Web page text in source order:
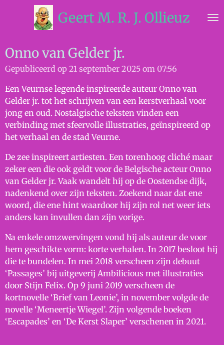
de
hoofdinhoud
Geert M. R. J. Ollieuz
Onno van Gelder jr.
Gepubliceerd op 21 september 2025 om 07:56
Een Veurnse legende inspireerde auteur Onno van
Gelder jr. tot het schrijven van een kerstverhaal voor
jong en oud. Nostalgische teksten vinden een
verbinding met sfeervolle illustraties, geïnspireerd op
het verhaal en de stad Veurne.
De zee inspireert artiesten. Een torenhoog cliché maar
zeker een die ook geldt voor de Belgische acteur Onno
van Gelder jr. Vaak wandelt hij op de Oostendse dijk,
nadenkend over zijn teksten. Zoekend naar dat ene
woord, die ene hint waardoor hij zijn rol net weer iets
anders kan invullen dan zijn vorige.
Na enkele omzwervingen vond hij als auteur de voor
hem geschikte vorm: korte verhalen. In 2017 besloot hij
die te bundelen. In mei 2018 verscheen zijn debuut
‘Passages’ bij uitgeverij Ambilicious met illustraties
door Stijn Felix. Op 9 juni 2019 verscheen de
kortnovelle ‘Brief van Leonie’, in november volgde de
novelle ‘Meneertje Wiegel’. Zijn volgende boeken
‘Escapades’ en ‘De Kerst Slaper’ verschenen in 2021.